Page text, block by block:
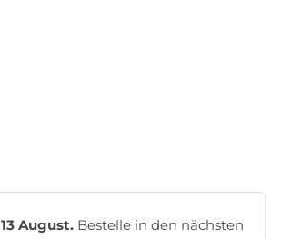
13 August. Bestelle in den nächsten